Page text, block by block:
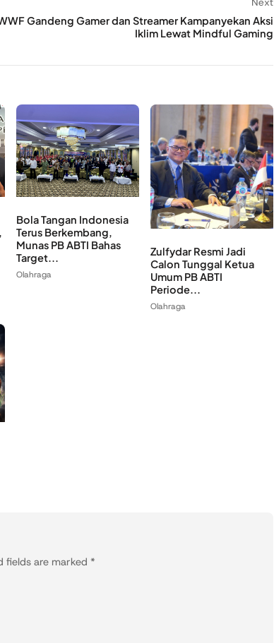
Gandeng Gamer dan Streamer Kampanyekan Aksi
Iklim Lewat Mindful Gaming
Bola Tangan Indonesia
Terus Berkembang,
Munas PB ABTI Bahas
Target...
Olahraga
Zulfydar Resmi Jadi
Calon Tunggal Ketua
Umum PB ABTI
Periode...
Olahraga
fields are marked *